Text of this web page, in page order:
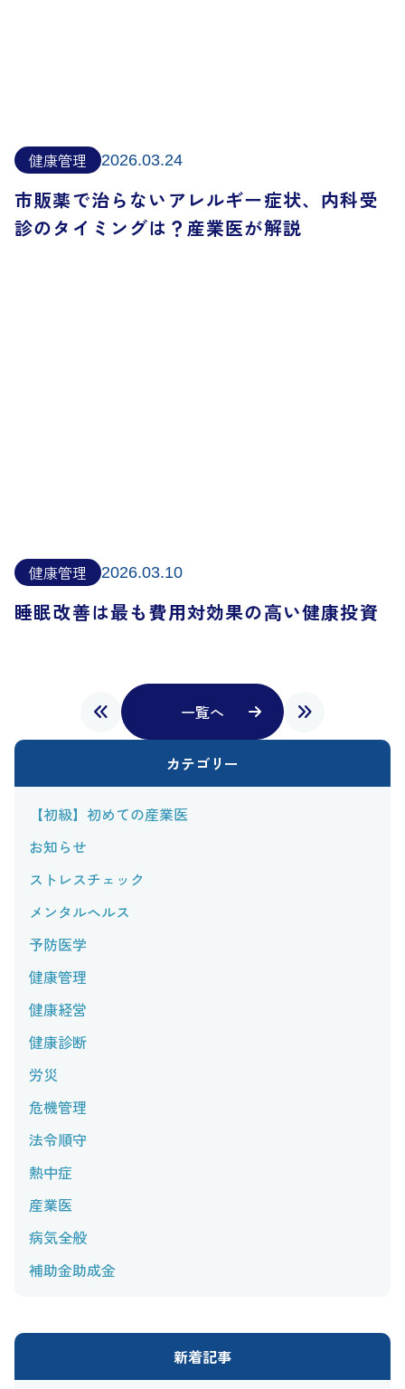
健康管理 2026.03.24
市販薬で治らないアレルギー症状、内科受
診のタイミングは？産業医が解説
健康管理 2026.03.10
睡眠改善は最も費用対効果の高い健康投資
一覧へ
カテゴリー
【初級】初めての産業医
お知らせ
ストレスチェック
メンタルヘルス
予防医学
健康管理
健康経営
健康診断
労災
危機管理
法令順守
熱中症
産業医
病気全般
補助金助成金
新着記事